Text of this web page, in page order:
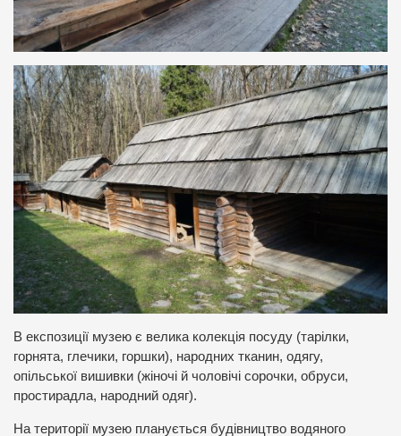
В експозиції музею є велика колекція посуду (тарілки,
горнята, глечики, горшки), народних тканин, одягу,
опільської вишивки (жіночі й чоловічі сорочки, обруси,
простирадла, народний одяг).
На території музею планується будівництво водяного